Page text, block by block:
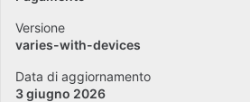
Versione
varies-with-devices
Data di aggiornamento
3 giugno 2026